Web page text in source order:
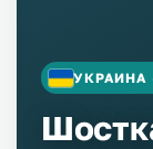
УКРАИНА